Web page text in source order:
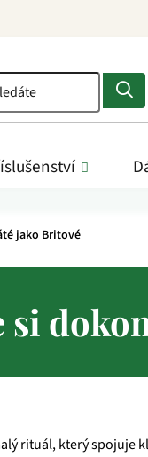
jako Britové
si
rituál, který spojuje